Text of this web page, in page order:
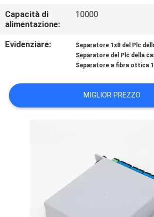
CASI
DEL
SITO
Capacità di
alimentazione:
10000
Evidenziare: Separatore 1x8 del Plc
Separatore del Plc della
Separatore a fibra ottica
MIGLIOR PREZZO